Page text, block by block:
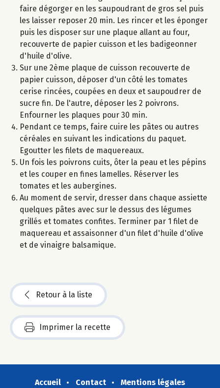
faire dégorger en les saupoudrant de gros sel puis
les laisser reposer 20 min. Les rincer et les éponger
puis les disposer sur une plaque allant au four,
recouverte de papier cuisson et les badigeonner
d'huile d'olive.
Sur une 2ème plaque de cuisson recouverte de
papier cuisson, déposer d'un côté les tomates
cerise rincées, coupées en deux et saupoudrer de
sucre fin. De l'autre, déposer les 2 poivrons.
Enfourner les plaques pour 30 min.
Pendant ce temps, faire cuire les pâtes ou autres
céréales en suivant les indications du paquet.
Egoutter les filets de maquereaux.
Un fois les poivrons cuits, ôter la peau et les pépins
et les couper en fines lamelles. Réserver les
tomates et les aubergines.
Au moment de servir, dresser dans chaque assiette
quelques pâtes avec sur le dessus des légumes
grillés et tomates confites. Terminer par 1 filet de
maquereau et assaisonner d'un filet d'huile d'olive
et de vinaigre balsamique.
Retour à la liste
Imprimer la recette
Accueil Contact
Mentions légales